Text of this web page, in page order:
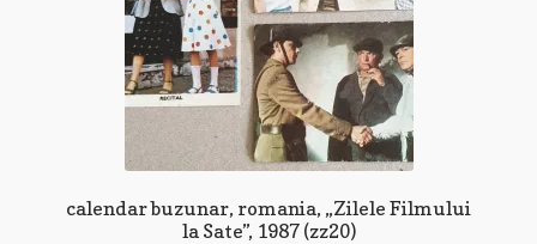
calendar buzunar, romania, „Zilele Filmului
la Sate”, 1987 (zz20)